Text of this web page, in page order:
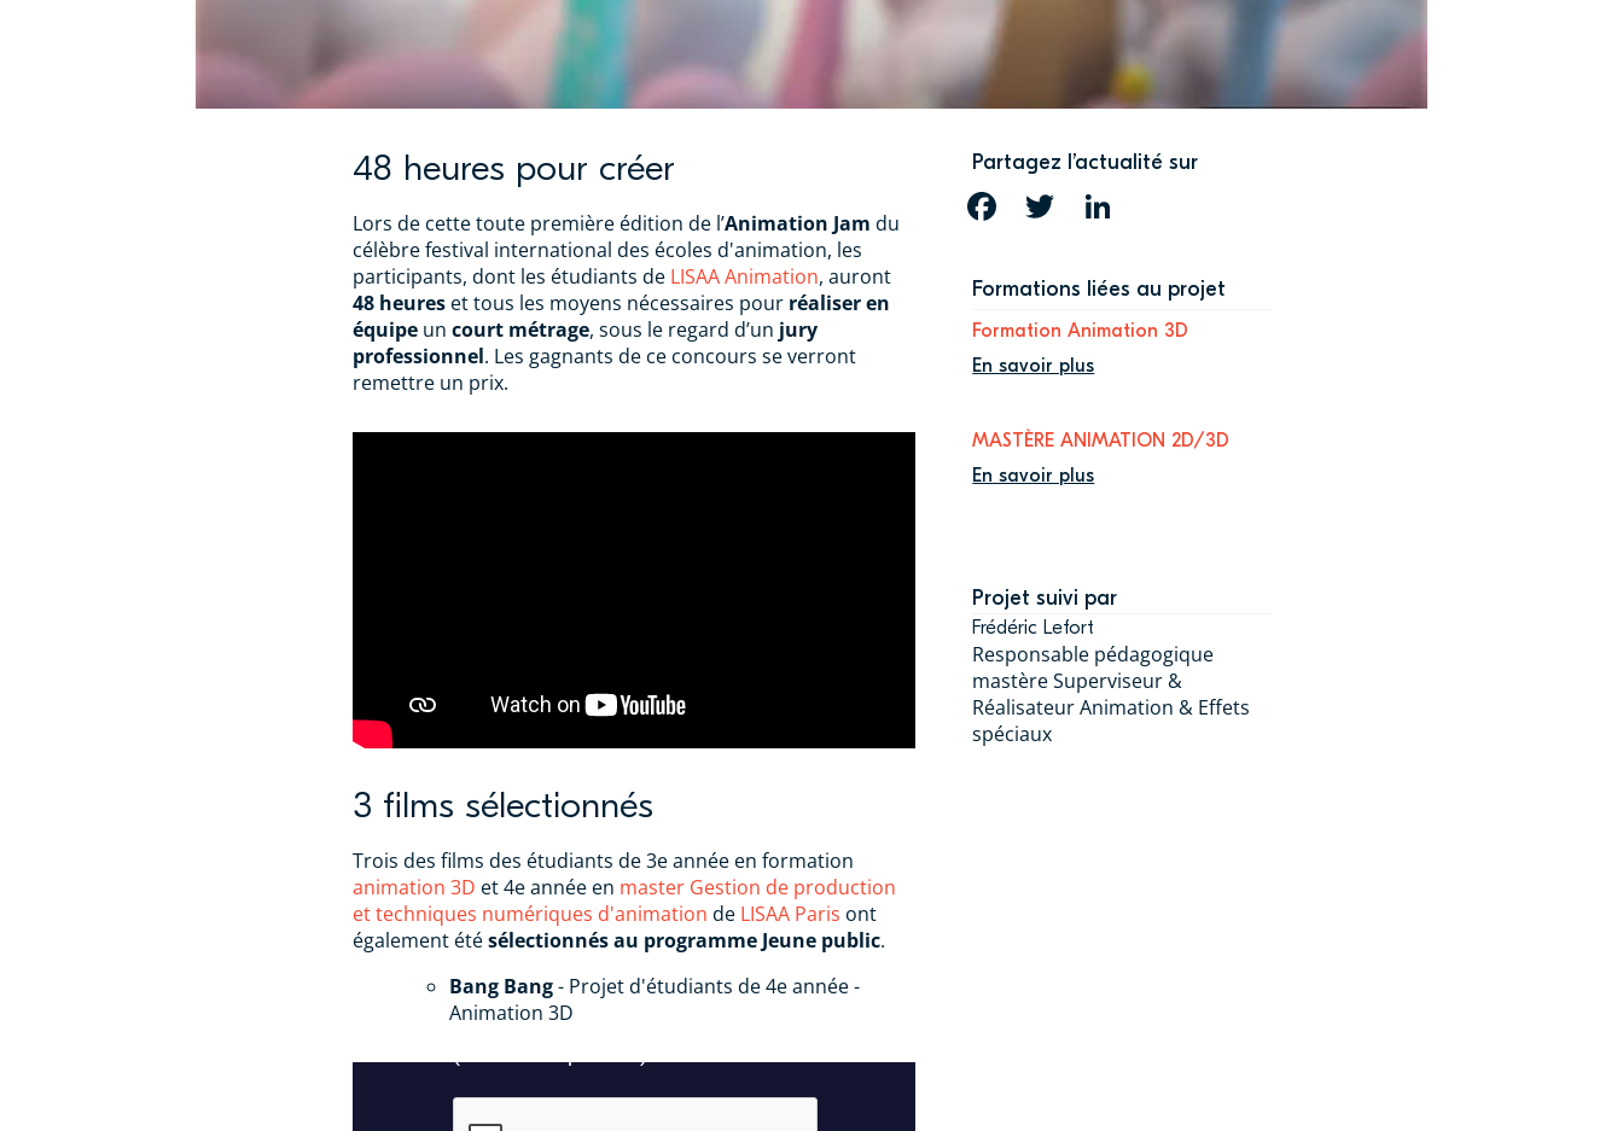
48 heures pour créer
Lors de cette toute première édition de l’Animation Jam du
célèbre festival international des écoles d'animation, les
participants, dont les étudiants de LISAA Animation, auront
48 heures et tous les moyens nécessaires pour réaliser en
équipe un court métrage, sous le regard d’un jury
professionnel. Les gagnants de ce concours se verront
remettre un prix.
3 films sélectionnés
Trois des films des étudiants de 3e année en formation
animation 3D et 4e année en master Gestion de production
et techniques numériques d'animation de LISAA Paris ont
également étésélectionnés au programme Jeune public.
Bang Bang- Projet d'étudiants de 4e année -
Animation 3D
Projet suivi par
Frédéric Lefort
Responsable pédagogique
mastère Superviseur &
Réalisateur Animation & Effets
spéciaux
Partagez l’actualité sur
FACEBOOKTWITTER
Formations liées au projet
Formation Animation 3D
En savoir plus
MASTÈRE ANIMATION 2D/3D
En savoir plus